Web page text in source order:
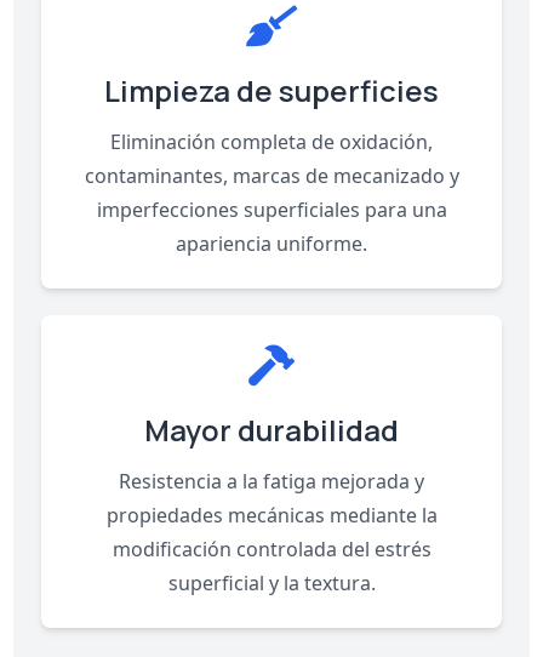
Limpieza de superficies
Eliminación completa de oxidación,
contaminantes, marcas de mecanizado y
imperfecciones superficiales para una
apariencia uniforme.
Mayor durabilidad
Resistencia a la fatiga mejorada y
propiedades mecánicas mediante la
modificación controlada del estrés
superficial y la textura.